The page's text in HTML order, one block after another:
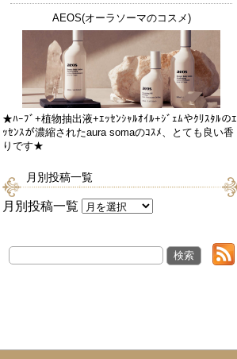
AEOS(オーラソーマのコスメ)
★ﾊｰﾌﾞ+植物抽出液+ｴｯｾﾝｼｬﾙｵｲﾙ+ｼﾞｪﾑやｸﾘｽﾀﾙのｴ
ｯｾﾝｽが濃縮されたaura somaのｺｽﾒ、とても良い香
りです★
月別投稿一覧
月別投稿一覧